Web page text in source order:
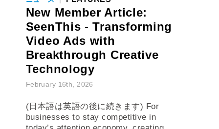
SeenThis - Transforming
Video Ads with
Breakthrough Creative
Technology
February 16th, 2026
(日本語は英語の後に続きます) For
today’s attention economy, creating
an eye-catching and ingenious vi...